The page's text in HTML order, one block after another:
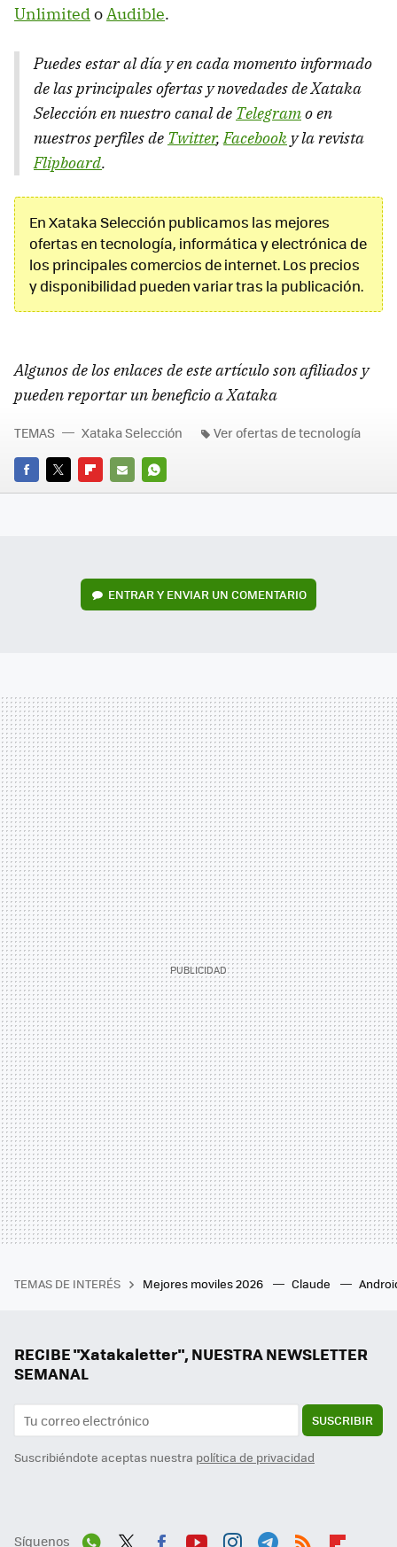
UnlimitedoAudible.
Puedes estar al día y en cada momento informado
de las principales ofertas y novedades de Xataka
Selección en nuestro canal de Telegramo en
nuestros perfiles de Twitter,Facebook y la revista
Flipboard.
En Xataka Selección publicamos las mejores
ofertas en tecnología, informática y electrónica de
los principales comercios de internet. Los precios
y disponibilidad pueden variar tras la publicación.
Algunos de los enlaces de este artículo son afiliados y
pueden reportar un beneficio a Xataka
FACEBOOK
TWITTERFLIPBOARD
E-
WHATSAPP
TEMAS Xataka Selección Ver ofertas de tecnología
ENTRAR Y ENVIAR UN COMENTARIO
TEMAS DE INTERÉS Mejores moviles 2026 Claude
RECIBE "Xatakaletter", NUESTRA NEWSLETTER
SEMANAL
SUSCRIBIR
Suscribiéndote aceptas nuestra política de privacidad
Síguenos